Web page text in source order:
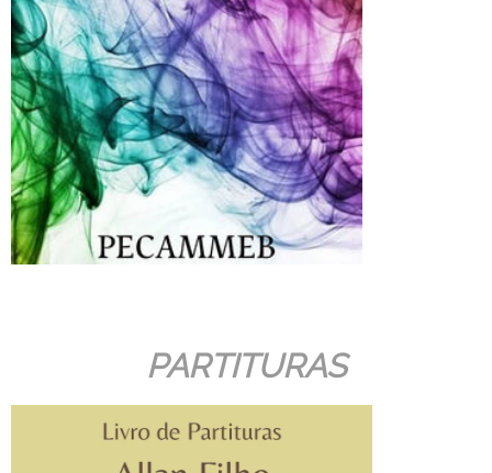
PARTITURAS